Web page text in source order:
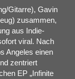
Gitarre), Gavin
zusammen,
aus Indie-
viral. Nach
Angeles einen
zentriert
EP „Infinite